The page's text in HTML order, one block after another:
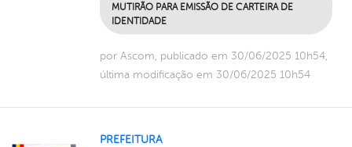
MUTIRÃO PARA EMISSÃO DE CARTEIRA DE
IDENTIDADE
por Ascom, publicado em 30/06/2025 10h54,
última modificação em 30/06/2025 10h54
PREFEITURA